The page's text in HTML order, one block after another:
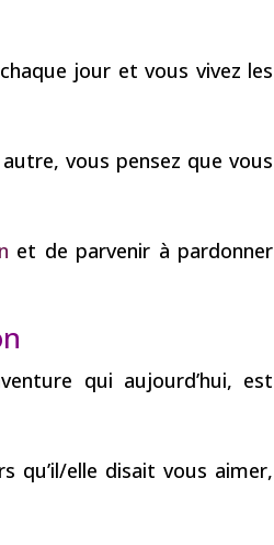
jour et vous vivez les
vous pensez que vous
et de parvenir à pardonner
qui aujourd’hui, est
qu’il/elle disait vous aimer,